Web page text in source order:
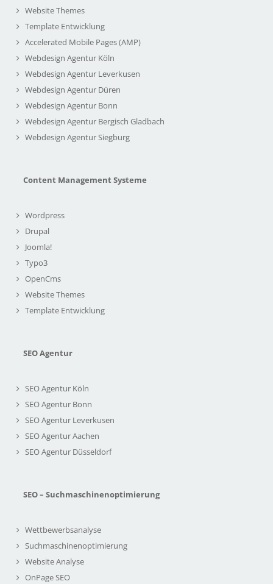
Website Themes
Template Entwicklung
Accelerated Mobile Pages (AMP)
Webdesign Agentur Köln
Webdesign Agentur Leverkusen
Webdesign Agentur Düren
Webdesign Agentur Bonn
Webdesign Agentur Bergisch Gladbach
Webdesign Agentur Siegburg
Content Management Systeme
Wordpress
Drupal
Joomla!
Typo3
OpenCms
Website Themes
Template Entwicklung
SEO Agentur
SEO Agentur Köln
SEO Agentur Bonn
SEO Agentur Leverkusen
SEO Agentur Aachen
SEO Agentur Düsseldorf
SEO – Suchmaschinenoptimierung
Wettbewerbsanalyse
Suchmaschinenoptimierung
Website Analyse
OnPage SEO